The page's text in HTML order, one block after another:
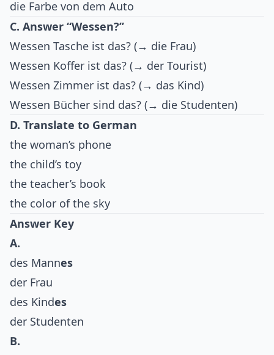
die Farbe von dem Auto
C. Answer “Wessen?”
Wessen Tasche ist das? (→ die Frau)
Wessen Koffer ist das? (→ der Tourist)
Wessen Zimmer ist das? (→ das Kind)
Wessen Bücher sind das? (→ die Studenten)
D. Translate to German
the woman’s phone
the child’s toy
the teacher’s book
the color of the sky
Answer Key
A.
des Mannes
der Frau
des Kindes
der Studenten
B.